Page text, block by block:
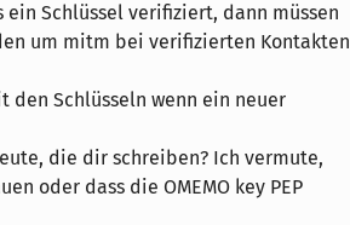
Schlüssel verifiziert, dann müssen
um mitm bei verifizierten Kontakten
Schlüsseln wenn ein neuer
die dir schreiben? Ich vermute,
oder dass die OMEMO key PEP